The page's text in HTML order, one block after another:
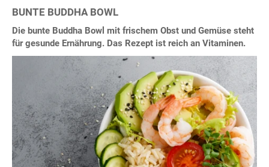
BUNTE BUDDHA BOWL
Die bunte Buddha Bowl mit frischem Obst und Gemüse steht
für gesunde Ernährung. Das Rezept ist reich an Vitaminen.